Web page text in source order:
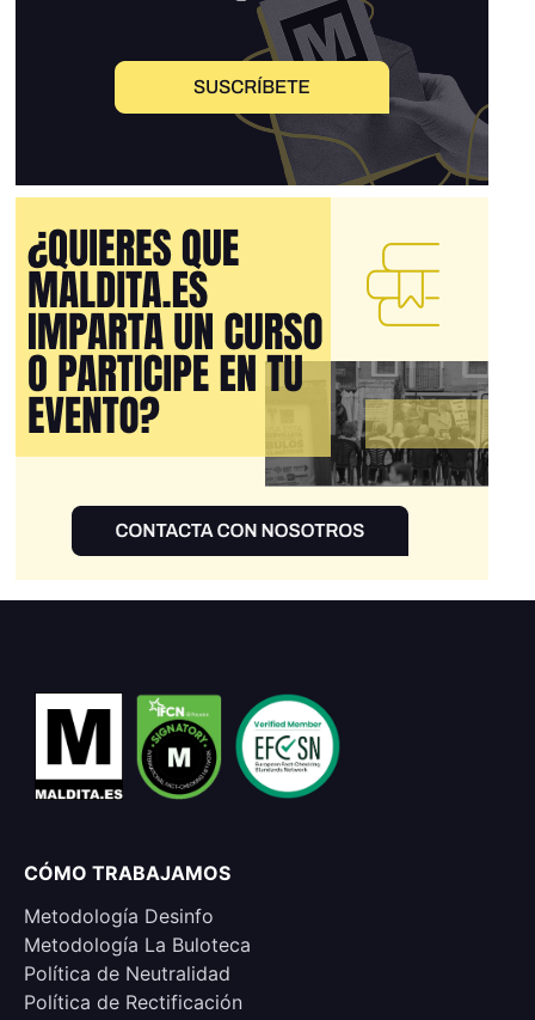
CÓMO TRABAJAMOS
Metodología Desinfo
Metodología La Buloteca
Política de Neutralidad
Política de Rectificación